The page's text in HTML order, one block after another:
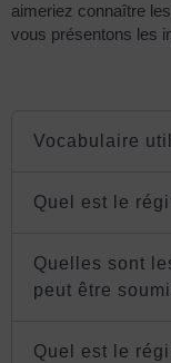
aimeriez connaître
vous présentons les
Vocabulaire
Quel est le
Quelles sont
peut être
Quel est le